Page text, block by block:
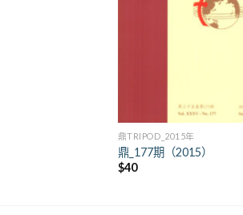
鼎TRIPOD_2015年
鼎_177期（2015）
$40